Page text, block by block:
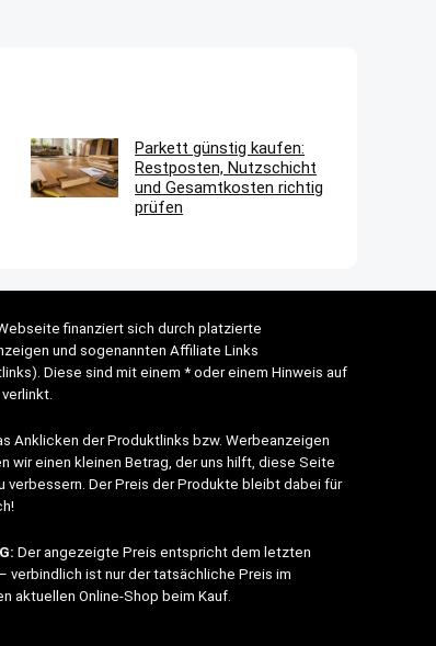
Parkett günstig kaufen:
Restposten, Nutzschicht
und Gesamtkosten richtig
prüfen
finanziert sich durch platzierte
und sogenannten Affiliate Links
Diese sind mit einem * oder einem Hinweis auf
Anklicken der Produktlinks bzw. Werbeanzeigen
wir einen kleinen Betrag, der uns hilft, diese Seite
verbessern. Der Preis der Produkte bleibt dabei für
Der angezeigte Preis entspricht dem letzten
verbindlich ist nur der tatsächliche Preis im
aktuellen Online-Shop beim Kauf.